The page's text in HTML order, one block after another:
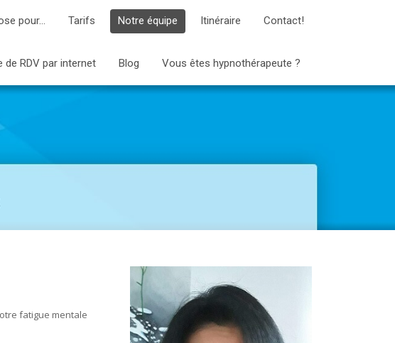
pour… Tarifs Notre équipe Itinéraire Contact!
de RDV par internet Blog Vous êtes hypnothérapeute ?
fatigue mentale